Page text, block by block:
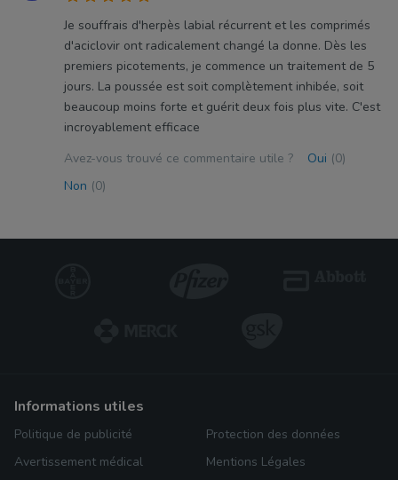
Je souffrais d'herpès labial récurrent et les comprimés
d'aciclovir ont radicalement changé la donne. Dès les
premiers picotements, je commence un traitement de 5
jours. La poussée est soit complètement inhibée, soit
beaucoup moins forte et guérit deux fois plus vite. C'est
incroyablement efficace
Avez-vous trouvé ce commentaire utile ?
Oui (0)
Non (0)
informations utiles
Politique de publicité
Avertissement médical
Protection des données
Mentions Légales